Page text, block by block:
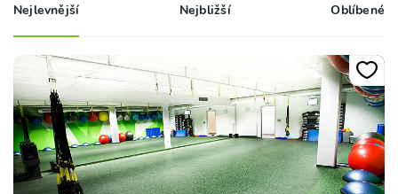
Nejlevnější Nejbližší Oblíbené